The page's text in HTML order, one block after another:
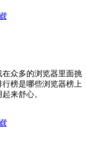
众多的浏览器里面挑
榜是哪些浏览器榜上
来舒心。